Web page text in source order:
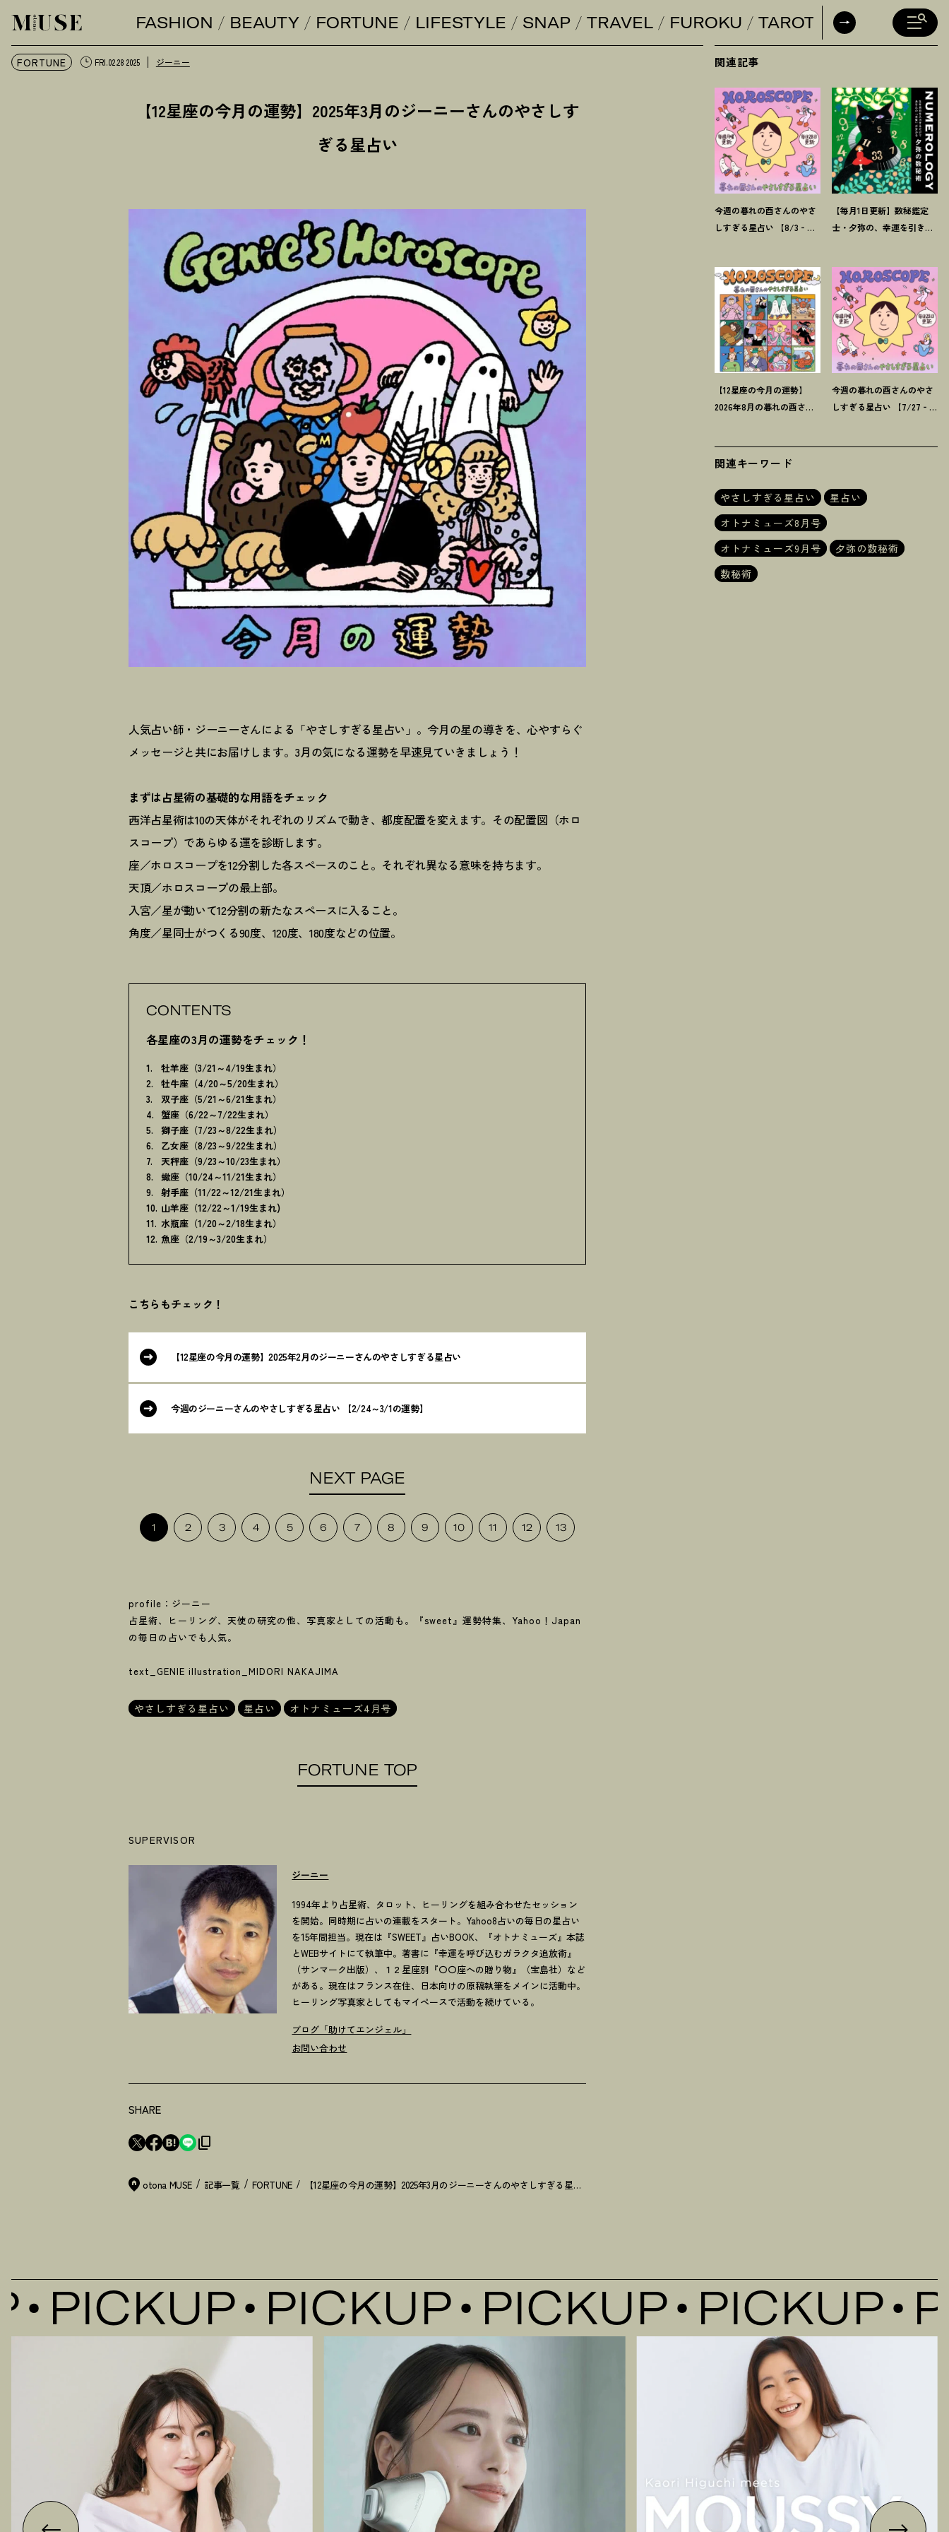
オトナミューズ ウェブFASHION BEAUTY FORTUNE LIFESTYLE SNAP TRAVEL FUROKU TAROT DAILY
FORTUNE FRI.02.28 2025 ジーニー
【12星座の今月の運勢】2025年3月のジーニーさんのやさしす
ぎる星占い
人気占い師・ジーニーさんによる「やさしすぎる星占い」。今月の星の導きを、心やすらぐ
メッセージと共にお届けします。3月の気になる運勢を早速見ていきましょう ！
まずは占星術の基礎的な用語をチェック
西洋占星術は10の天体がそれぞれのリズムで動き、都度配置を変えます。その配置図（ホロ
スコープ）であらゆる運を診断します。
座／ホロスコープを12分割した各スペースのこと。それぞれ異なる意味を持ちます。
天頂／ホロスコープの最上部。
入宮／星が動いて12分割の新たなスペースに入ること。
角度／星同士がつくる90度、120度、180度などの位置。
CONTENTS
各星座の3月の運勢をチェック ！
牡羊座（3/21～4/19生まれ）
牡牛座（4/20～5/20生まれ）
双子座（5/21～6/21生まれ）
蟹座（6/22～7/22生まれ）
獅子座（7/23～8/22生まれ）
乙女座（8/23～9/22生まれ）
天秤座（9/23～10/23生まれ）
蠍座（10/24～11/21生まれ）
射手座（11/22～12/21生まれ）
山羊座（12/22～1/19生まれ)
水瓶座（1/20～2/18生まれ）
魚座（2/19～3/20生まれ）
こちらもチェック ！
【12星座の今月の運勢】2025年2月のジーニーさんのやさしすぎる星占い
今週のジーニーさんのやさしすぎる星占い 【2/24～3/1の運勢】
NEXT PAGE
1 2 3 4 5 6 7 8 9 10 11 12 13
profile：ジーニー
占星術、ヒーリング、天使の研究の他、写真家としての活動も。『sweet』運勢特集、Yahoo！Japan
の毎日の占いでも人気。
text_GENIE illustration_MIDORI NAKAJIMA
やさしすぎる星占い 星占い オトナミューズ4月号
FORTUNE TOP
SUPERVISOR
ジーニー
1994年より占星術、タロット、ヒーリングを組み合わせたセッション
を開始。同時期に占いの連載をスタート。Yahoo8占いの毎日の星占い
を15年間担当。現在は『SWEET』占いBOOK、『オトナミューズ』本誌
とWEBサイトにて執筆中。著書に『幸運を呼び込むガラクタ追放術』
（サンマーク出版）、１２星座別『〇〇座への贈り物』（宝島社）など
がある。現在はフランス在住、日本向けの原稿執筆をメインに活動中。
ヒーリング写真家としてもマイペースで活動を続けている。
ブログ「助けてエンジェル」
お問い合わせ
SHARE
otona MUSE 記事一覧 FORTUNE 【12星座の今月の運勢】2025年3月のジーニーさんのやさしすぎる星占い
関連記事
今週の暮れの酉さんのやさ
しすぎる星占い 【8/3‐
【毎月1日更新】数秘鑑定
士・夕弥の、幸運を引き寄
【12星座の今月の運勢】
2026年8月の暮れの酉さん
今週の暮れの酉さんのやさ
しすぎる星占い 【7/27‐
関連キーワード
やさしすぎる星占い
星占い
オトナミューズ8月号
オトナミューズ9月号
夕弥の数秘術
数秘術
PICKUP PICKUP PICKUP PICKUP